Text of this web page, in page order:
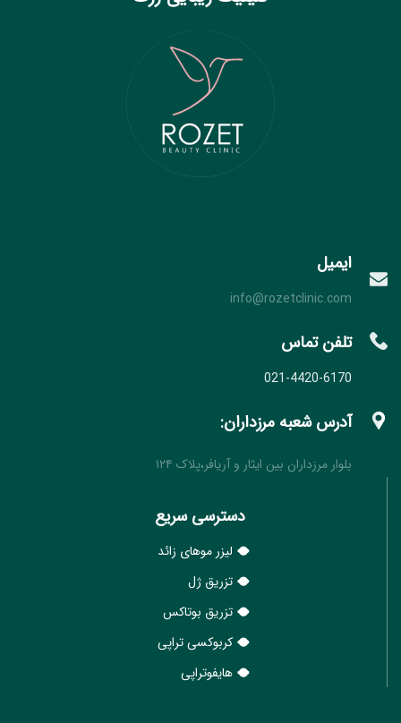
ایمیل
info@rozetclinic.com
تلفن تماس
021-4420-6170
آدرس شعبه مرزداران:
بلوار مرزداران بین ایثار و آریافر،پلاک ۱۲۴
دسترسی سریع
لیزر موهای زائد
تزریق ژل
تزریق بوتاکس
کربوکسی تراپی
هایفوتراپی